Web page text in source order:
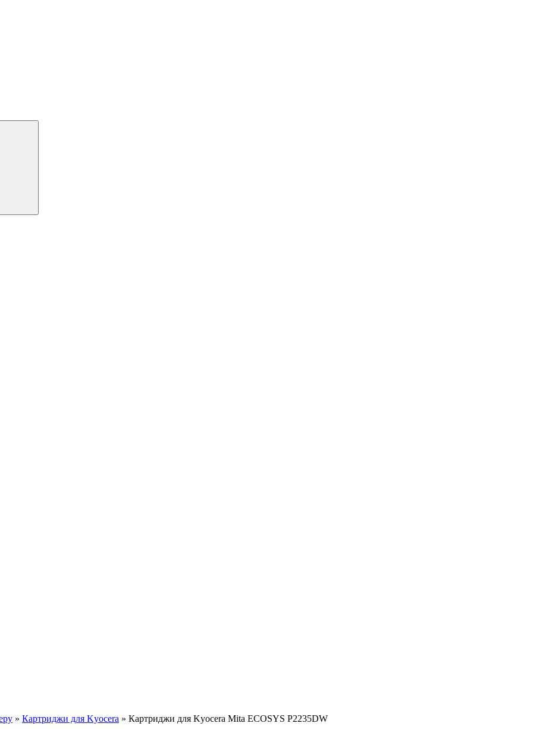
» Картриджи для Kyocera » Картриджи для Kyocera Mita ECOSYS P2235DW